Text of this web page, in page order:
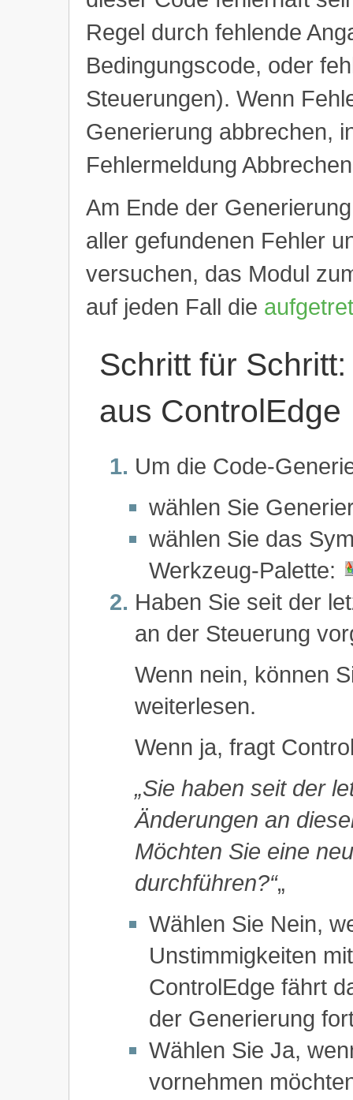
Regel durch fehlende
Bedingungscode, oder
Steuerungen). Wenn
Generierung abbrechen,
Fehlermeldung
Am Ende der
aller gefundenen Fehler
versuchen, das Modul
auf jeden Fall die
Schritt für
aus ControlEdge
Um die Code-
wählen Sie
wählen Sie das
Werkzeug-Palette:
Haben Sie seit der
an der Steuerung
Wenn nein, können
weiterlesen.
Wenn ja, fragt
„Sie haben seit der
Änderungen an
Möchten Sie eine
durchführen?“„
Wählen Sie Nein,
Unstimmigkeiten
ControlEdge fährt
der Generierung
Wählen Sie Ja,
vornehmen